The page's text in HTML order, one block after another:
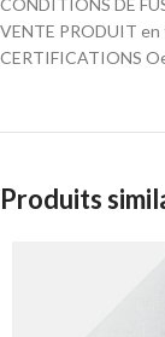
CONDITIONS DE
VENTE PRODUIT
CERTIFICATIONS
Produits